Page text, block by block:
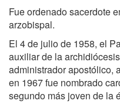
Fue ordenado sacerdote
arzobispal.
El 4 de julio de 1958, el
auxiliar de la
administrador apostólico,
en 1967 fue nombrado
segundo más joven de la